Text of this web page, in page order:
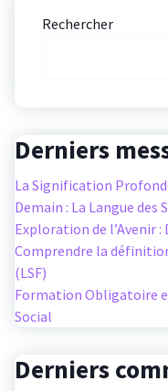
Rechercher
Derniers
La Signification
Demain : La Langue des
Exploration de l’Avenir :
Comprendre la
(LSF)
Formation Obligatoire
Social
Derniers